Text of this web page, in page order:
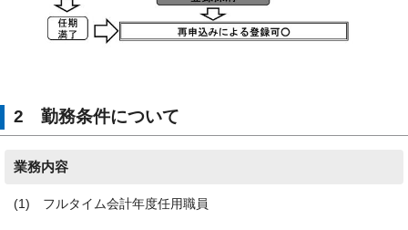
2 勤務条件について
業務内容
(1) フルタイム会計年度任用職員